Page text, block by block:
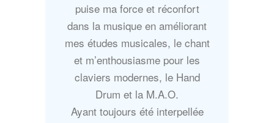
puise ma force et réconfort
dans la musique en améliorant
mes études musicales, le chant
et m’enthousiasme pour les
claviers modernes, le Hand
Drum et la M.A.O.
Ayant toujours été interpellée